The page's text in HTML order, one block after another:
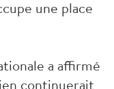
une place
a affirmé
continuerait